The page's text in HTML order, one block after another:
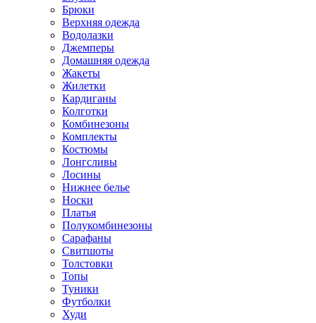
Брюки
Верхняя одежда
Водолазки
Джемперы
Домашняя одежда
Жакеты
Жилетки
Кардиганы
Колготки
Комбинезоны
Комплекты
Костюмы
Лонгсливы
Лосины
Нижнее белье
Носки
Платья
Полукомбинезоны
Сарафаны
Свитшоты
Толстовки
Топы
Туники
Футболки
Худи